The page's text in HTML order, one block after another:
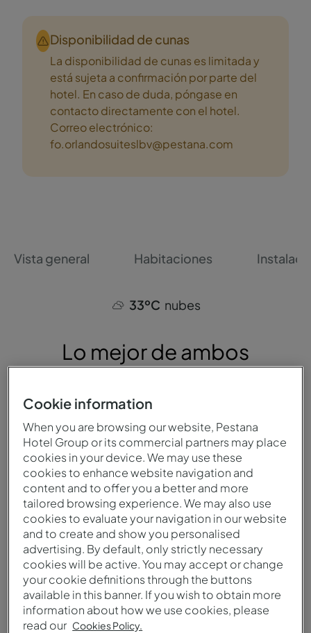
Disponibilidad de cunas
La disponibilidad de cunas es limitada y
está sujeta a confirmación por parte del
hotel. En caso de duda, póngase en
contacto directamente con el hotel.
Correo electrónico:
fo.orlandosuiteslbv@pestana.com
Vista general Habitaciones
33ºC nubes
Lo mejor de ambos
losparques temáticos
más famosos
4.8 (3112 Reviews)
Descubra el Pestana Orlando Suites Lake Buena
Vista, situado en una de las zonas más
prestigiosas de la ciudad de Orlando.
Ciudad Familia
Cookie information
When you are browsing our website, Pestana
Hotel Group or its commercial partners may place
cookies in your device. We may use these
cookies to enhance website navigation and
content and to offer you a better and more
tailored browsing experience. We may also use
cookies to evaluate your navigation in our website
and to create and show you personalised
advertising. By default, only strictly necessary
cookies will be active. You may accept or change
your cookie definitions through the buttons
available in this banner. If you wish to obtain more
information about how we use cookies, please
read our Cookies Policy.